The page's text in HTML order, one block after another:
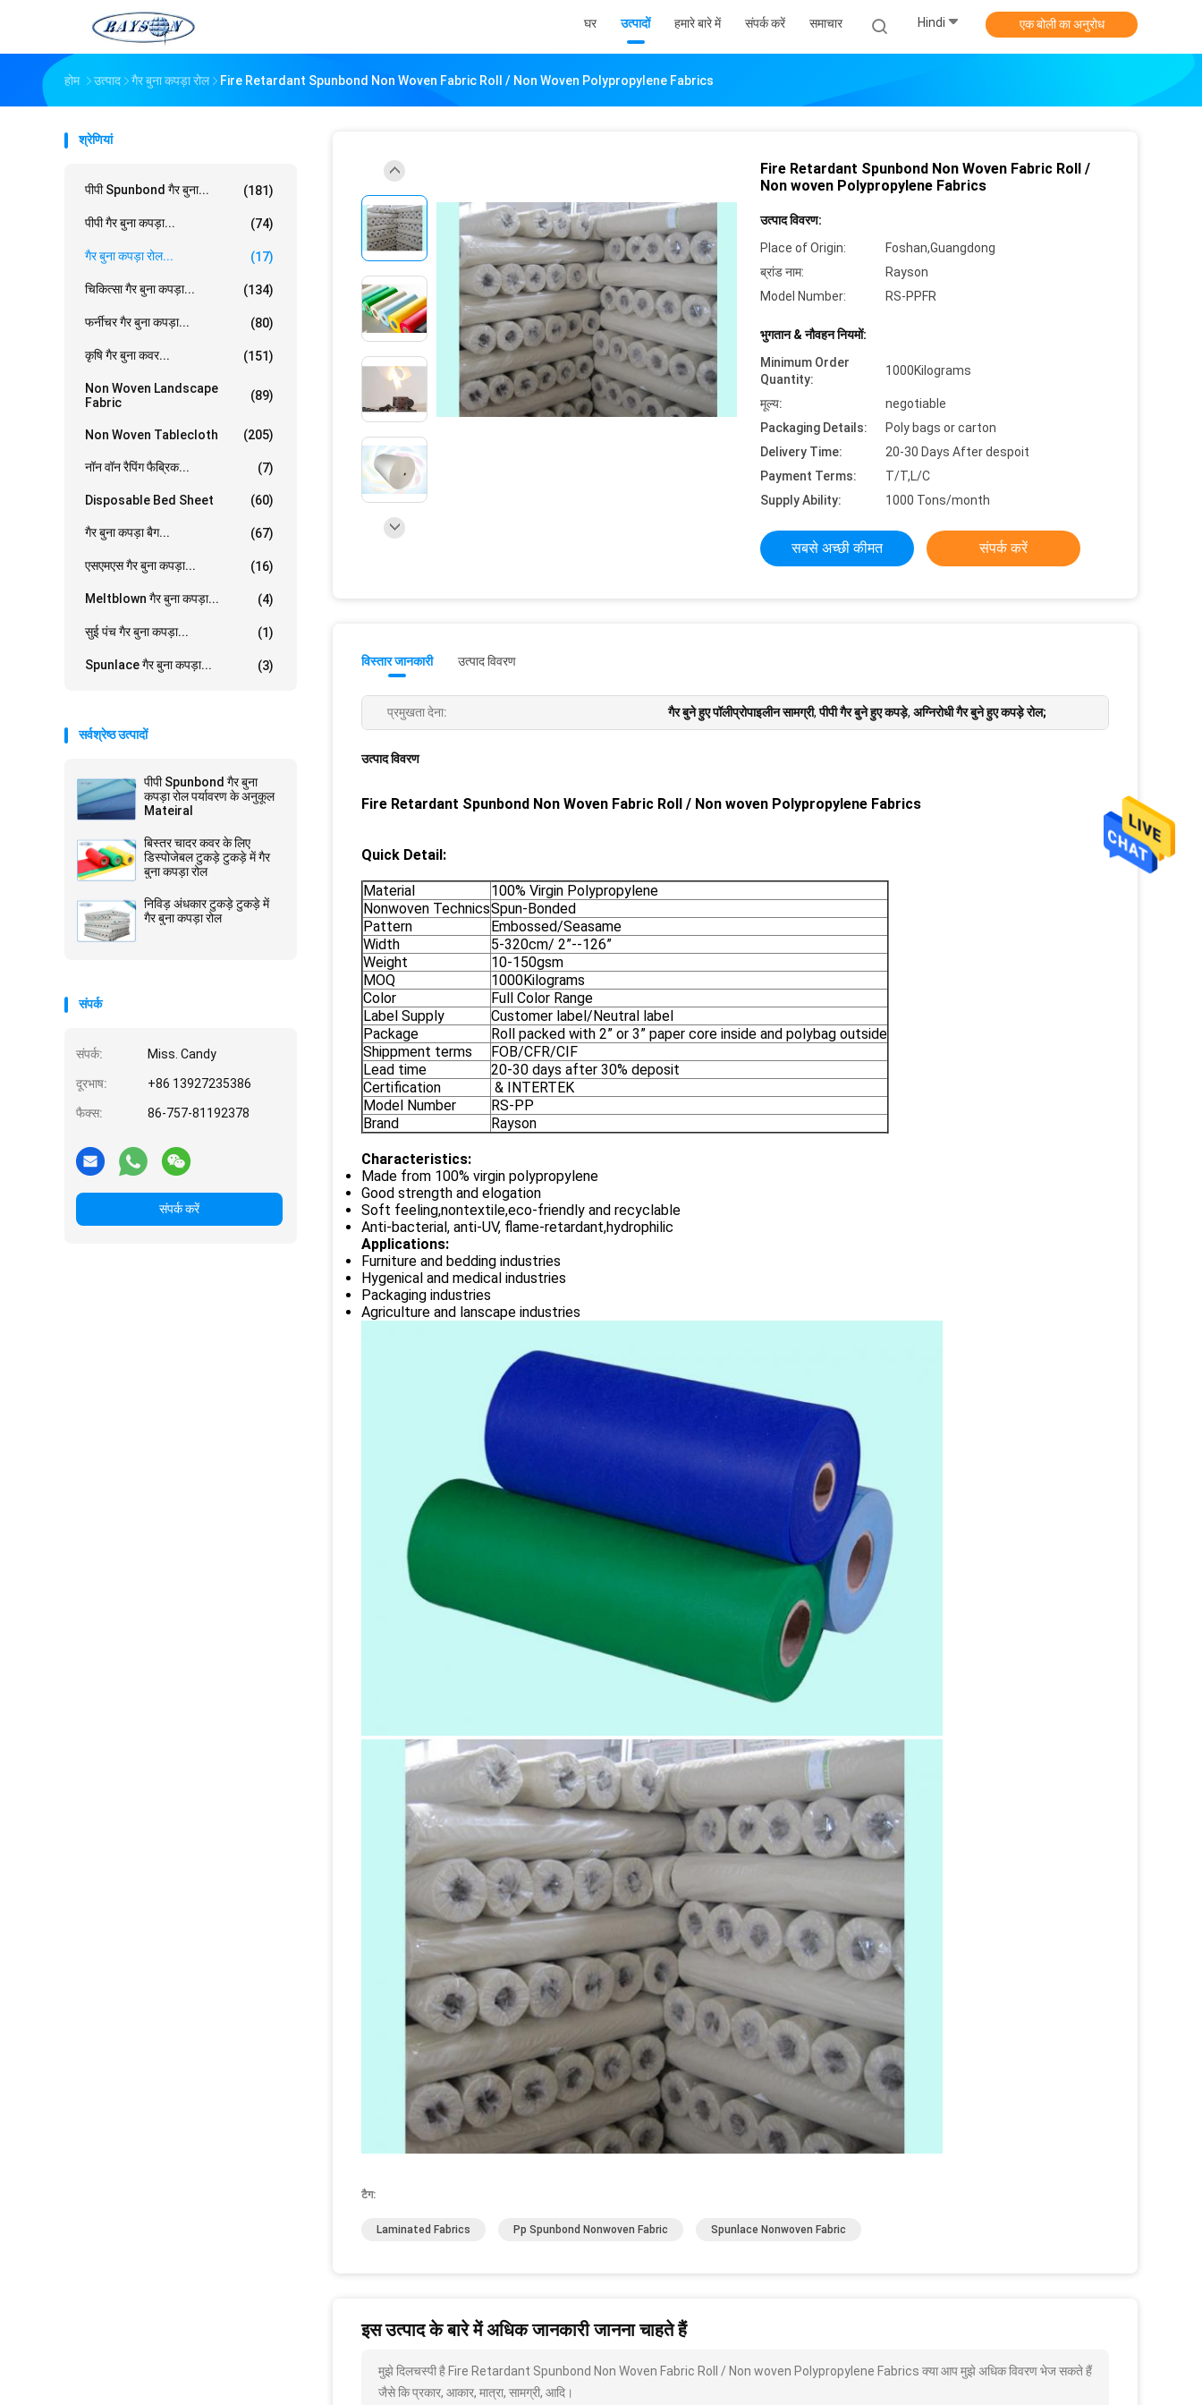
घर उत्पादों हमारे बारे में संपर्क करें समाचार Hindi एक बोली का अनुरोध
होम उत्पाद गैर बुना कपड़ा रोल Fire Retardant Spunbond Non Woven Fabric Roll / Non Woven Polypropylene Fabrics
श्रेणियां
पीपी Spunbond गैर बुना... (181)
पीपी गैर बुना कपड़ा... (74)
गैर बुना कपड़ा रोल... (17)
चिकित्सा गैर बुना कपड़ा... (134)
फर्नीचर गैर बुना कपड़ा... (80)
कृषि गैर बुना कवर... (151)
Non Woven Landscape
Fabric
(89)
Non Woven Tablecloth (205)
नॉन वॉन रैपिंग फैब्रिक... (7)
Disposable Bed Sheet (60)
गैर बुना कपड़ा बैग... (67)
एसएमएस गैर बुना कपड़ा... (16)
Meltblown गैर बुना कपड़ा... (4)
सुई पंच गैर बुना कपड़ा... (1)
Spunlace गैर बुना कपड़ा... (3)
सर्वश्रेष्ठ उत्पादों
पीपी Spunbond गैर बुना
कपड़ा रोल पर्यावरण के अनुकूल
Mateiral
बिस्तर चादर कवर के लिए
डिस्पोजेबल टुकड़े टुकड़े में गैर
बुना कपड़ा रोल
निविड़ अंधकार टुकड़े टुकड़े में
गैर बुना कपड़ा रोल
संपर्क
संपर्क: Miss. Candy
दूरभाष: +86 13927235386
फैक्स: 86-757-81192378
संपर्क करें
Fire Retardant Spunbond Non Woven Fabric Roll /
Non woven Polypropylene Fabrics
उत्पाद विवरण:
Place of Origin:
Foshan,Guangdong
ब्रांड नाम:
Rayson
Model Number:
RS-PPFR
भुगतान & नौवहन नियमों:
Minimum Order
Quantity:
1000Kilograms
मूल्य:
negotiable
Packaging Details:
Poly bags or carton
Delivery Time:
20-30 Days After despoit
Payment Terms:
T/T,L/C
Supply Ability:
1000 Tons/month
सबसे अच्छी कीमत संपर्क करें
विस्तार जानकारी उत्पाद विवरण
प्रमुखता देना: गैर बुने हुए पॉलीप्रोपाइलीन सामग्री,पीपी गैर बुने हुए कपड़े, अग्निरोधी गैर बुने हुए कपड़े रोल;
उत्पाद विवरण
Fire Retardant Spunbond Non Woven Fabric Roll / Non woven Polypropylene Fabrics
Quick Detail:
Material
100% Virgin Polypropylene
Nonwoven TechnicsSpun-Bonded
Pattern
Embossed/Seasame
Width
5-320cm/ 2”--126”
Weight
10-150gsm
MOQ
1000Kilograms
Color
Full Color Range
Label Supply
Customer label/Neutral label
Package
Roll packed with 2” or 3” paper core inside and polybag outside
Shippment terms
FOB/CFR/CIF
Lead time
20-30 days after 30% deposit
Certification
& INTERTEK
Model Number
RS-PP
Brand
Rayson
Characteristics:
Made from 100% virgin polypropylene
Good strength and elogation
Soft feeling,nontextile,eco-friendly and recyclable
Anti-bacterial, anti-UV, flame-retardant,hydrophilic
Applications:
Furniture and bedding industries
Hygenical and medical industries
Packaging industries
Agriculture and lanscape industries
टैग:
Laminated Fabrics Pp Spunbond Nonwoven Fabric Spunlace Nonwoven Fabric
इस उत्पाद के बारे में अधिक जानकारी जानना चाहते हैं
मुझे दिलचस्पी है Fire Retardant Spunbond Non Woven Fabric Roll / Non woven Polypropylene Fabrics क्या आप मुझे अधिक विवरण भेज सकते हैं
जैसे कि प्रकार, आकार, मात्रा, सामग्री, आदि।